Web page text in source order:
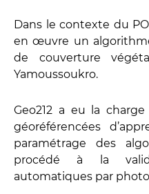
Dans le contexte du
en œuvre un
de couverture
Yamoussoukro.
Geo212 a eu la
géoréférencées
paramétrage des
procédé à la
automatiques par